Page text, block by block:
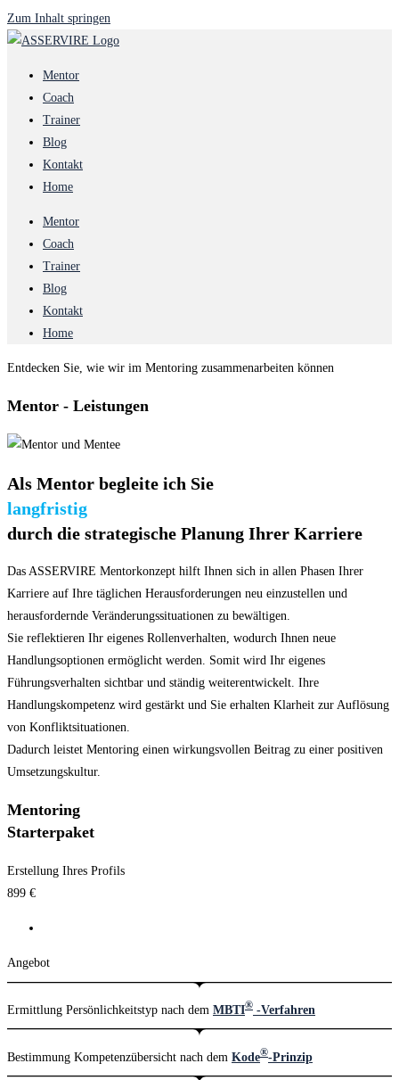
Zum Inhalt springen
Mentor
Coach
Trainer
Blog
Kontakt
Home
Mentor
Coach
Trainer
Blog
Kontakt
Home
Entdecken Sie, wie wir im Mentoring zusammenarbeiten können
Mentor - Leistungen
Als Mentor begleite ich Sie
langfristig
durch die strategische Planung Ihrer Karriere
Das ASSERVIRE Mentorkonzept hilft Ihnen sich in allen Phasen Ihrer
Karriere auf Ihre täglichen Herausforderungen neu einzustellen und
herausfordernde Veränderungssituationen zu bewältigen.
Sie reflektieren Ihr eigenes Rollenverhalten, wodurch Ihnen neue
Handlungsoptionen ermöglicht werden. Somit wird Ihr eigenes
Führungsverhalten sichtbar und ständig weiterentwickelt. Ihre
Handlungskompetenz wird gestärkt und Sie erhalten Klarheit zur Auflösung
von Konfliktsituationen.
Dadurch leistet Mentoring einen wirkungsvollen Beitrag zu einer positiven
Umsetzungskultur.
Mentoring
Starterpaket
Erstellung Ihres Profils
899 €
Angebot
Ermittlung Persönlichkeitstyp nach dem MBTI® -Verfahren
Bestimmung Kompetenzübersicht nach dem Kode®-Prinzip